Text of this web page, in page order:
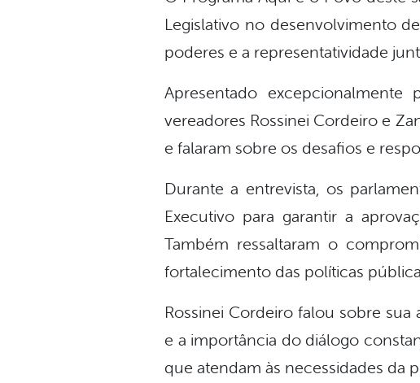
Legislativo no desenvolvimento
poderes e a representatividade
Apresentado
vereadores Rossinei Cordeiro e
e falaram sobre os desafios e
Durante a entrevista, os
Executivo para garantir a
Também ressaltaram o
fortalecimento das políticas
Rossinei Cordeiro falou sobre
e a importância do diálogo
que atendam às necessidades da